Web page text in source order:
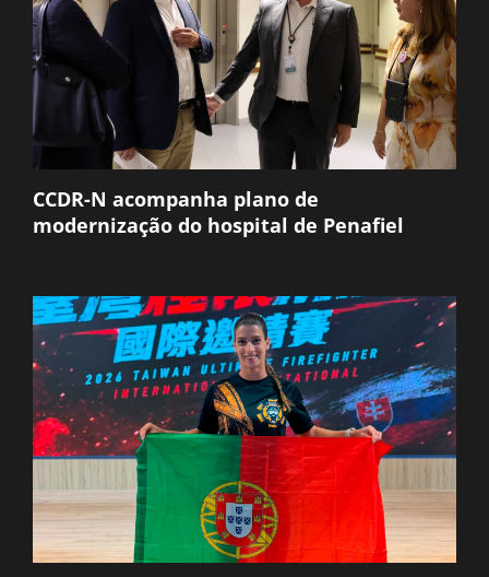
CCDR-N acompanha plano de
modernização do hospital de Penafiel